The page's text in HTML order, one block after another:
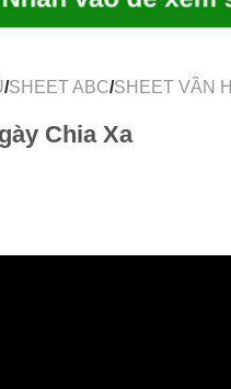
/SHEET ABC/SHEET VẦN H
Chia Xa